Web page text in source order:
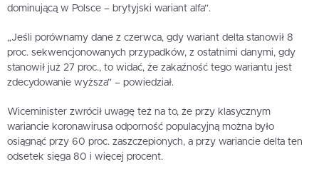
dominującą w Polsce – brytyjski wariant alfa”.
„Jeśli porównamy dane z czerwca, gdy wariant delta stanowił 8
proc. sekwencjonowanych przypadków, z ostatnimi danymi, gdy
stanowił już 27 proc., to widać, że zakaźność tego wariantu jest
zdecydowanie wyższa” – powiedział.
Wiceminister zwrócił uwagę też na to, że przy klasycznym
wariancie koronawirusa odporność populacyjną można było
osiągnąć przy 60 proc. zaszczepionych, a przy wariancie delta ten
odsetek sięga 80 i więcej procent.